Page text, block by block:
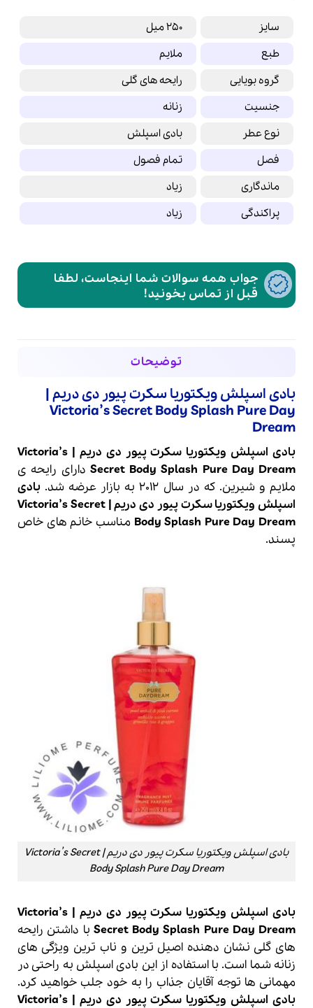
سایز
250 میل
طبع
ملایم
گروه بویایی
رایحه های گلی
جنسیت
زنانه
نوع عطر
بادی اسپلش
فصل
تمام فصول
ماندگاری
زیاد
پراکندگی
زیاد
جواب همه سوالات شما اینجاست، لطفا
قبل از تماس بخونید!
توضیحات
بادی اسپلش ویکتوریا سکرت پیور دی دریم |
Victoria’s Secret Body Splash Pure Day
Dream
بادی اسپلش ویکتوریا سکرتپیور دی دریم | Victoria’s
SecretBody Splash Pure Day Dream
دارای رایحه ی
ملایم و شیرین. که در سال 2012 به بازار عرضه شد.
بادی
اسپلش ویکتوریا سکرت پیور دی دریم | Victoria’s Secret
Body Splash Pure Day Dream مناسب خانم های خاص
پسند.
بادی اسپلش ویکتوریا سکرت پیور دی دریم | Victoria’s Secret
Body Splash Pure Day Dream
بادی اسپلش ویکتوریا سکرت پیور دی دریم | Victoria’s
Secret Body Splash Pure Day Dream با داشتن رایحه
های گلی نشان دهنده اصیل ترین و ناب ترین ویژگی های
زنانه شما است. با استفاده از این بادی اسپلش به راحتی در
مهمانی ها توجه آقایان جذاب را به خود جلب خواهید کرد.
بادی اسپلش ویکتوریا سکرت پیور دی دریم | Victoria’s